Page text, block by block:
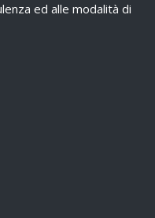
ed alle modalità di